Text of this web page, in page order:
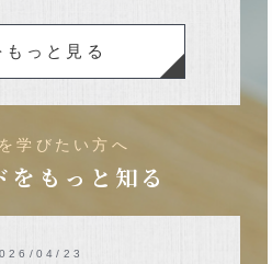
もっと見る
学びたい方へ
をもっと知る
04/23